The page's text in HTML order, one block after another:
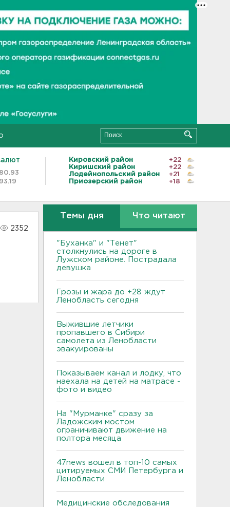
80.93
93.19
Кировский район
+22
Киришский район
+22
Лодейнопольский район
+21
Приозерский район
+18
2352
Темы дня Что читают
"Буханка" и "Тенет"
столкнулись на дороге в
Лужском районе. Пострадала
девушка
Грозы и жара до +28 ждут
Ленобласть сегодня
Выжившие летчики
пропавшего в Сибири
самолета из Ленобласти
эвакуированы
Показываем канал и лодку, что
наехала на детей на матрасе -
фото и видео
На "Мурманке" сразу за
Ладожским мостом
ограничивают движение на
полтора месяца
47news вошел в топ-10 самых
цитируемых СМИ Петербурга и
Ленобласти
Медицинские обследования